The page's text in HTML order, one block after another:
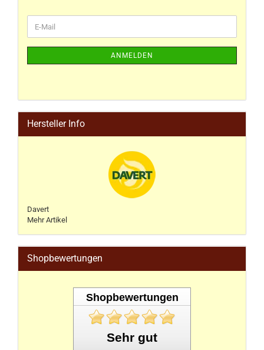
ANMELDEN
Hersteller Info
Davert
Mehr Artikel
Shopbewertungen
Shopbewertungen
Sehr gut